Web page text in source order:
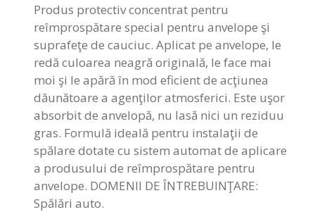
Produs protectiv concentrat pentru
reîmprospătare special pentru anvelope şi
suprafeţe de cauciuc. Aplicat pe anvelope, le
redă culoarea neagră originală, le face mai
moi şi le apără în mod eficient de acţiunea
dăunătoare a agenţilor atmosferici. Este uşor
absorbit de anvelopă, nu lasă nici un reziduu
gras. Formulă ideală pentru instalaţii de
spălare dotate cu sistem automat de aplicare
a produsului de reîmprospătare pentru
anvelope. DOMENII DE ÎNTREBUINŢARE:
Spălări auto.